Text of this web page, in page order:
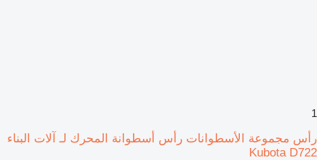
1
رأس مجموعة الأسطوانات رأس أسطوانة المحرك لـ آلات البناء
Kubota D722